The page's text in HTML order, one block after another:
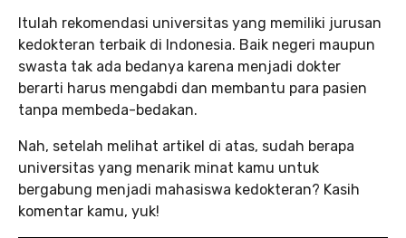
Itulah rekomendasi universitas yang memiliki jurusan
kedokteran terbaik di Indonesia. Baik negeri maupun
swasta tak ada bedanya karena menjadi dokter
berarti harus mengabdi dan membantu para pasien
tanpa membeda-bedakan.
Nah, setelah melihat artikel di atas, sudah berapa
universitas yang menarik minat kamu untuk
bergabung menjadi mahasiswa kedokteran? Kasih
komentar kamu, yuk!